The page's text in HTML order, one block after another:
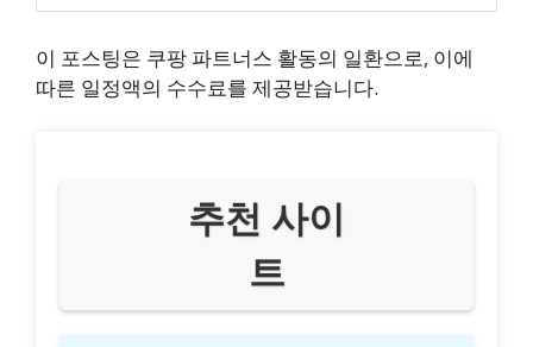
이 포스팅은 쿠팡 파트너스 활동의 일환으로, 이에
따른 일정액의 수수료를 제공받습니다.
추천 사이
트